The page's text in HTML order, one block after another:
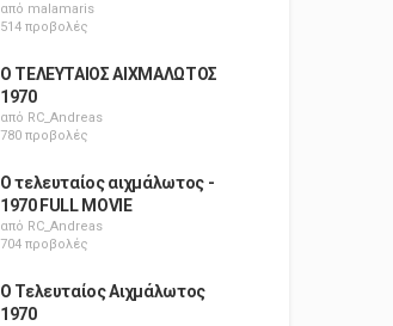
από malamaris
514 προβολές
Ο ΤΕΛΕΥΤΑΙΟΣ ΑΙΧΜΑΛΩΤΟΣ
1970
από RC_Andreas
780 προβολές
Ο τελευταίος αιχμάλωτος -
1970 FULL MOVIE
από RC_Andreas
704 προβολές
Ο Τελευταίος Αιχμάλωτος
1970